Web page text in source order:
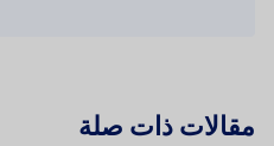
مقالات ذات صلة